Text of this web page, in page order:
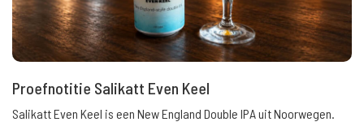
Proefnotitie Salikatt Even Keel
Salikatt Even Keel is een New England Double IPA uit Noorwegen.